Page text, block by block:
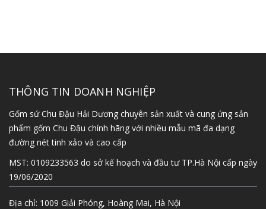
THÔNG TIN DOANH NGHIỆP
Gốm sứ Chu Đậu Hải Dương chuyên sản xuất và cung ứng sản
phẩm gốm Chu Đậu chính hãng với nhiều mẫu mã đa dạng
đường nét tinh xảo và cao cấp
MST: 0109233563 do sở kế hoạch và đầu tư TP.Hà Nội cấp ngày
19/06/2020
Địa chỉ: 1009 Giải Phóng, Hoàng Mai, Hà Nội